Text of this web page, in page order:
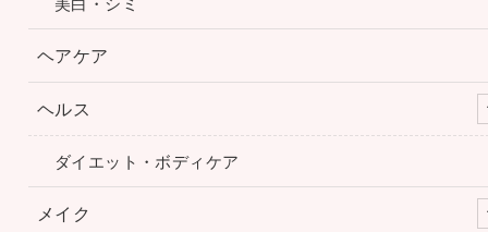
ヘアケア
ヘルス
ダイエット・ボディケア
メイク